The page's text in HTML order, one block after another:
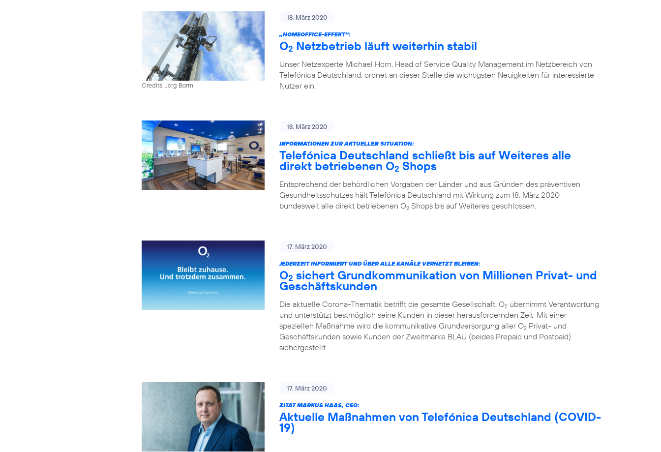
Credits: Jörg Borm
18. März 2020
„HOMEOFFICE-EFFEKT“:
O2 Netzbetrieb läuft weiterhin stabil
Unser Netzexperte Michael Horn, Head of Service Quality Management im Netzbereich von
Telefónica Deutschland, ordnet an dieser Stelle die wichtigsten Neuigkeiten für interessierte
Nutzer ein.
18. März 2020
INFORMATIONEN ZUR AKTUELLEN SITUATION:
Telefónica Deutschland schließt bis auf Weiteres alle
direkt betriebenen O2 Shops
Entsprechend der behördlichen Vorgaben der Länder und aus Gründen des präventiven
Gesundheitsschutzes hält Telefónica Deutschland mit Wirkung zum 18. März 2020
bundesweit alle direkt betriebenen O2 Shops bis auf Weiteres geschlossen.
17. März 2020
JEDERZEIT INFORMIERT UND ÜBER ALLE KANÄLE VERNETZT BLEIBEN:
O2 sichert Grundkommunikation von Millionen Privat- und
Geschäftskunden
Die aktuelle Corona-Thematik betrifft die gesamte Gesellschaft. O2 übernimmt Verantwortung
und unterstützt bestmöglich seine Kunden in dieser herausfordernden Zeit: Mit einer
speziellen Maßnahme wird die kommunikative Grundversorgung aller O2 Privat- und
Geschäftskunden sowie Kunden der Zweitmarke BLAU (beides Prepaid und Postpaid)
sichergestellt.
17. März 2020
ZITAT MARKUS HAAS, CEO:
Aktuelle Maßnahmen von Telefónica Deutschland (COVID-
19)